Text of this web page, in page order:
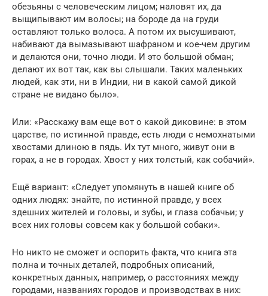
обезьяны с человеческим лицом; наловят их, да
выщипывают им волосы; на бороде да на груди
оставляют только волоса. А потом их высушивают,
набивают да вымазывают шафраном и кое-чем другим
и делаются они, точно люди. И это большой обман;
делают их вот так, как вы слышали. Таких маленьких
людей, как эти, ни в Индии, ни в какой самой дикой
стране не видано было».
Или: «Расскажу вам еще вот о какой диковине: в этом
царстве, по истинной правде, есть люди с немохнатыми
хвостами длиною в пядь. Их тут много, живут они в
горах, а не в городах. Хвост у них толстый, как собачий».
Ещё вариант: «Следует упомянуть в нашей книге об
одних людях: знайте, по истинной правде, у всех
здешних жителей и головы, и зубы, и глаза собачьи; у
всех них головы совсем как у большой собаки».
Но никто не сможет и оспорить факта, что книга эта
полна и точных деталей, подробных описаний,
конкретных данных, например, о расстояниях между
городами, названиях городов и производствах в них: